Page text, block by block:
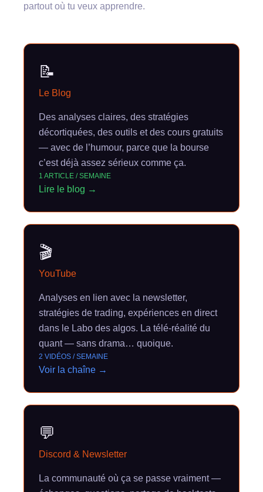
partout où tu veux apprendre.
📝
Le Blog
Des analyses claires, des stratégies
décortiquées, des outils et des cours gratuits
— avec de l’humour, parce que la bourse
c’est déjà assez sérieux comme ça.
1 ARTICLE / SEMAINE
Lire le blog →
🎬
YouTube
Analyses en lien avec la newsletter,
stratégies de trading, expériences en direct
dans le Labo des algos. La télé-réalité du
quant — sans drama… quoique.
2 VIDÉOS / SEMAINE
Voir la chaîne →
💬
Discord & Newsletter
La communauté où ça se passe vraiment —